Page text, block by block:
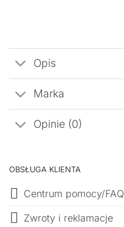
Opis
Marka
Opinie (0)
OBSŁUGA KLIENTA
Centrum pomocy/FAQ
Zwroty i reklamacje